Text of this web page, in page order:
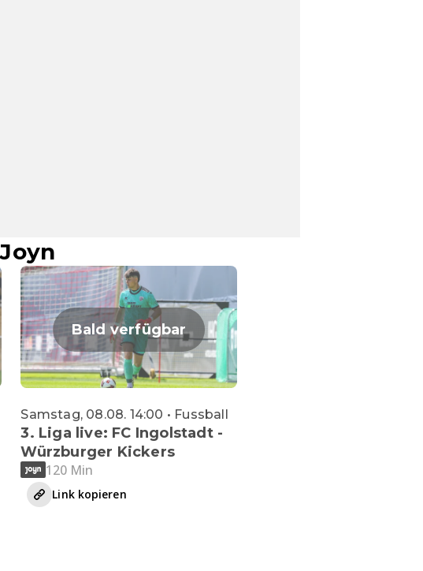
Bald verfügbar
Samstag, 08.08. 14:00 • Fussball
3. Liga live: FC Ingolstadt -
Würzburger Kickers
120 Min
Link kopieren